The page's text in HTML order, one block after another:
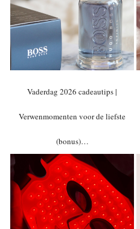
Vaderdag 2026 cadeautips |
Verwenmomenten voor de liefste
(bonus)…